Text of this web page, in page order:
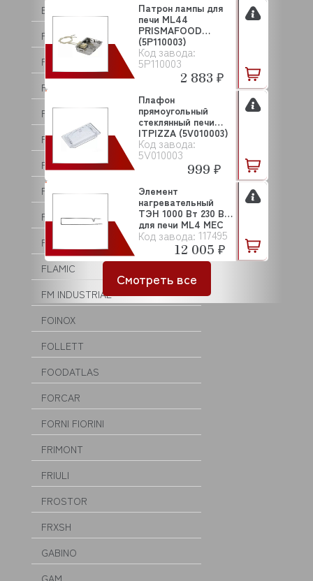
EVEREST
FABRISTEEL
FAEMA
FAGOR
FAMA
FEUMA
FIAMMA
FIMAR
FIORENZATO
FLAMEMAX
FLAMIC
FM INDUSTRIAL
FOINOX
FOLLETT
FOODATLAS
FORCAR
FORNI FIORINI
FRIMONT
FRIULI
FROSTOR
FRXSH
GABINO
GAM
Код завода:
5P110003
Патрон лампы для
печи ML44
PRISMAFOOD
(5P110003)
2 883 ₽
Код завода:
5V010003
Плафон
прямоугольный
стеклянный печи
ITPIZZA (5V010003)
999 ₽
Код завода: 117495
Элемент
нагревательный
ТЭН 1000 Вт 230 В
для печи ML4 MEC
12 005 ₽
Смотреть все